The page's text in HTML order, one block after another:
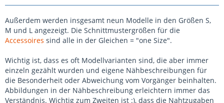
Außerdem werden insgesamt neun Modelle in den Größen S,
M und L angezeigt. Die Schnittmustergrößen für die
Accessoires sind alle in der Gleichen = "one Size".
Wichtig ist, dass es oft Modellvarianten sind, die aber immer
einzeln gezählt wurden und eigene Nähbeschreibungen für
die Besonderheit oder Abweichung vom Vorgänger beinhalten.
Abbildungen in der Nähbeschreibung erleichtern immer das
Verständnis. Wichtig zum Zweiten ist :), dass die Nahtzugaben